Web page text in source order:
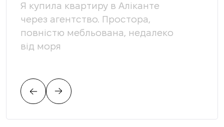
Я купила квартиру в Аліканте
через агентство. Простора,
повністю мебльована, недалеко
від моря